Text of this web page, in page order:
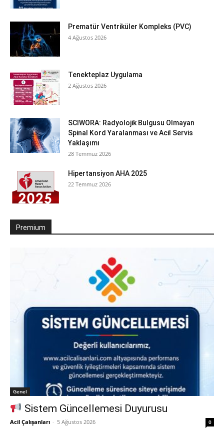
Prematür Ventriküler Kompleks (PVC)
4 Ağustos 2026
Tenekteplaz Uygulama
2 Ağustos 2026
SCIWORA: Radyolojik Bulgusu Olmayan
Spinal Kord Yaralanması ve Acil Servis
Yaklaşımı
28 Temmuz 2026
Hipertansiyon AHA 2025
22 Temmuz 2026
Premium
Genel
Sistem Güncellemesi Duyurusu
Acil Çalışanları - 5 Ağustos 2026 0